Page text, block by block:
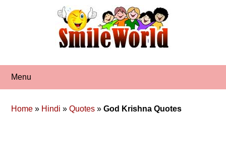
Menu
Home » Hindi »Quotes »God Krishna Quotes